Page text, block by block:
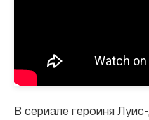
В сериале героиня